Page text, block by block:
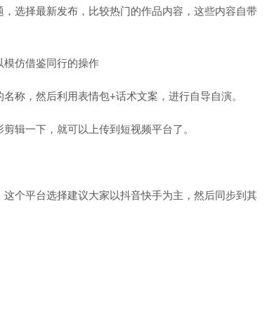
选择最新发布，比较热门的作品内容，这些内容自带
模仿借鉴同行的操作
称，然后利用表情包+话术文案，进行自导自演。
辑一下，就可以上传到短视频平台了。
个平台选择建议大家以抖音快手为主，然后同步到其